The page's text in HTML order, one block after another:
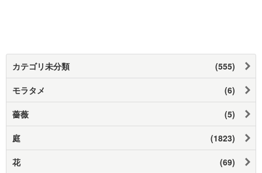
カテゴリ未分類 (555)
モラタメ (6)
薔薇 (5)
庭 (1823)
花 (69)